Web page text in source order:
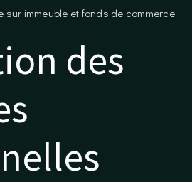
sur immeuble et fonds de commerce
des